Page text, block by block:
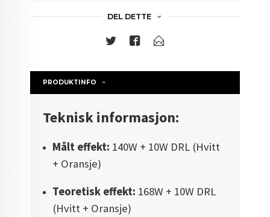
DEL DETTE
PRODUKTINFO
Teknisk informasjon:
Målt effekt: 140W + 10W DRL (Hvitt
+ Oransje)
Teoretisk effekt: 168W + 10W DRL
(Hvitt + Oransje)